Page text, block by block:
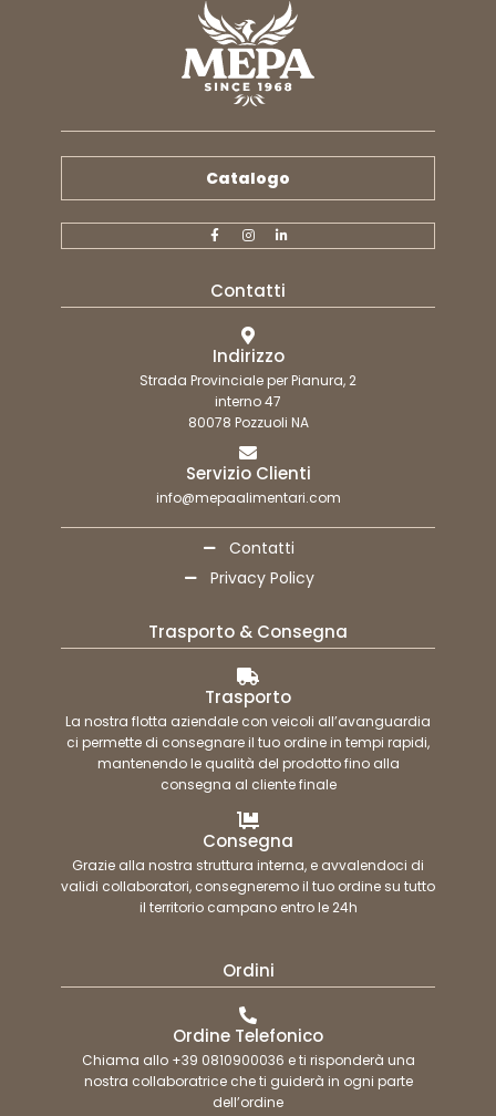
Catalogo
Contatti
Indirizzo
Strada Provinciale per Pianura, 2
interno 47
80078 Pozzuoli NA
Servizio Clienti
info@mepaalimentari.com
Contatti
Privacy Policy
Trasporto & Consegna
Trasporto
La nostra flotta aziendale con veicoli all’avanguardia
ci permette di consegnare il tuo ordine in tempi rapidi,
mantenendo le qualità del prodotto fino alla
consegna al cliente finale
Consegna
Grazie alla nostra struttura interna, e avvalendoci di
validi collaboratori, consegneremo il tuo ordine su tutto
il territorio campano entro le 24h
Ordini
Ordine Telefonico
Chiama allo +39 0810900036 e ti risponderà una
nostra collaboratrice che ti guiderà in ogni parte
dell’ordine